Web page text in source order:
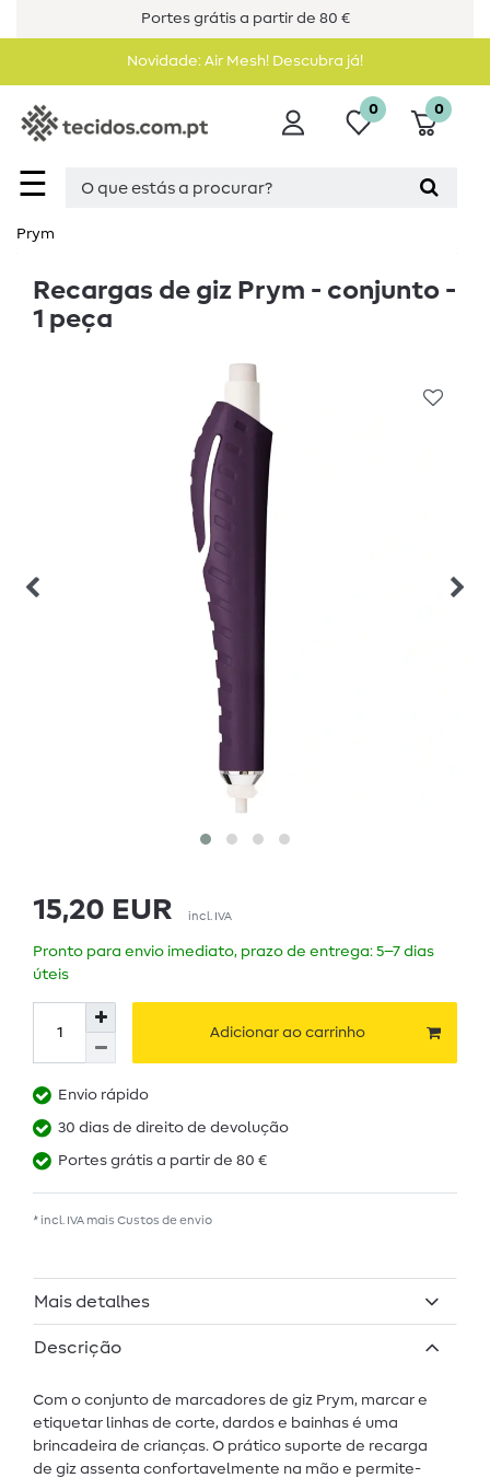
Portes grátis a partir de 80 €
Novidade: Air Mesh! Descubra já!
☰
0 0
Prym
Recargas de giz Prym - conjunto -
1 peça
15,20 EUR incl. IVA
Pronto para envio imediato, prazo de entrega: 5–7 dias
úteis
Adicionar ao carrinho
Envio rápido
30 dias de direito de devolução
Portes grátis a partir de 80 €
* incl. IVA mais Custos de envio
Mais detalhes
Descrição
Com o conjunto de marcadores de giz Prym, marcar e
etiquetar linhas de corte, dardos e bainhas é uma
brincadeira de crianças. O prático suporte de recarga
de giz assenta confortavelmente na mão e permite-